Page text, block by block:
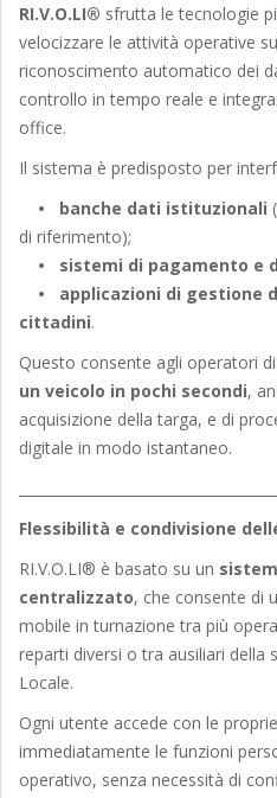
RI.V.O.LI® sfrutta le tecnologie
velocizzare le attività operative
riconoscimento automatico dei
controllo in tempo reale e
office.
Il sistema è predisposto per
• banche dati istituzionali
di riferimento);
• sistemi di pagamento e
• applicazioni di gestione
cittadini.
Questo consente agli operatori di
un veicolo in pochi secondi,
acquisizione della targa, e di
digitale in modo istantaneo.
Flessibilità e condivisione
RI.V.O.LI® è basato su un
centralizzato, che consente di
mobile in turnazione tra più
reparti diversi o tra ausiliari della
Locale.
Ogni utente accede con le
immediatamente le funzioni
operativo, senza necessità di